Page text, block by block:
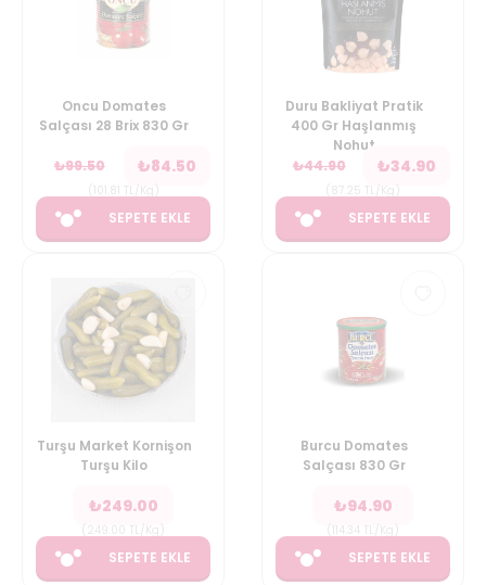
Oncu Domates
Salçası 28 Brix 830 Gr
₺99.50 ₺84.50
SEPETE EKLE
Duru Bakliyat Pratik
400 Gr Haşlanmış
Nohut
₺44.90 ₺34.90
SEPETE EKLE
Turşu Market Kornişon
Turşu Kilo
₺249.00
SEPETE EKLE
Burcu Domates
Salçası 830 Gr
₺94.90
SEPETE EKLE